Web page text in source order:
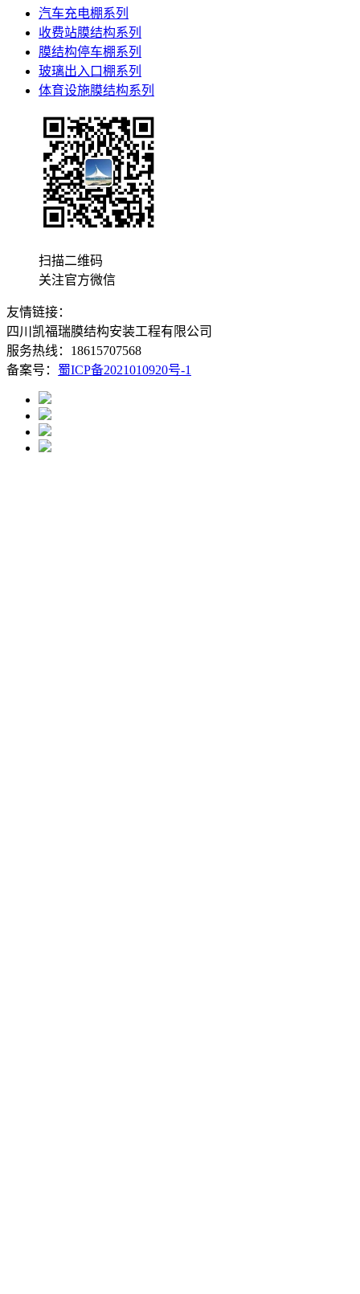
汽车充电棚系列
收费站膜结构系列
膜结构停车棚系列
玻璃出入口棚系列
体育设施膜结构系列
扫描二维码
关注官方微信
友情链接：
四川凯福瑞膜结构安装工程有限公司
服务热线：18615707568
备案号： 蜀ICP备2021010920号-1